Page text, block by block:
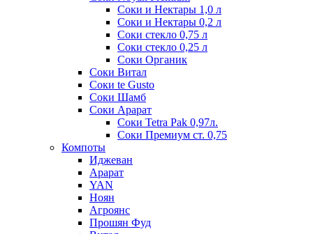
Соки и Нектары 1,0 л
Соки и Нектары 0,2 л
Соки стекло 0,75 л
Соки стекло 0,25 л
Соки Органик
Соки Витал
Соки te Gusto
Соки Шамб
Соки Арарат
Соки Tetra Pak 0,97л.
Соки Премиум ст. 0,75
Компоты
Иджеван
Арарат
YAN
Ноян
Агроянс
Прошян Фуд